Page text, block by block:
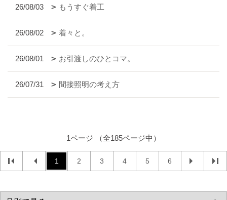
26/08/03 もうすぐ着工
26/08/02 着々と。
26/08/01 お引渡しのひとコマ。
26/07/31 間接照明の考え方
1ページ （全185ページ中）
1 2 3 4 5 6